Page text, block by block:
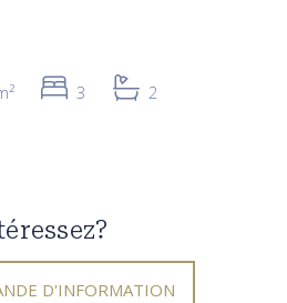
3 2
D'INFORMATION